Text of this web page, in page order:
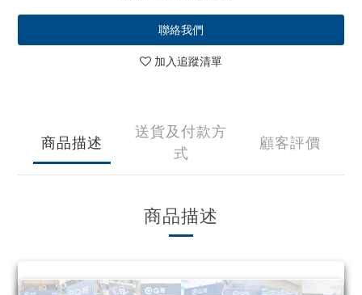
聯絡我們
加入追蹤清單
商品描述
送貨及付款方
式
顧客評價
商品描述